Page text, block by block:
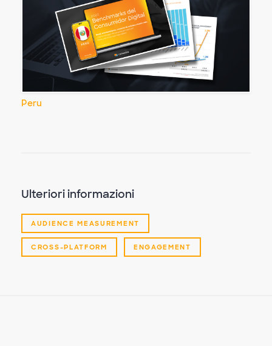
Peru
Ulteriori informazioni
AUDIENCE MEASUREMENT
CROSS-PLATFORM ENGAGEMENT